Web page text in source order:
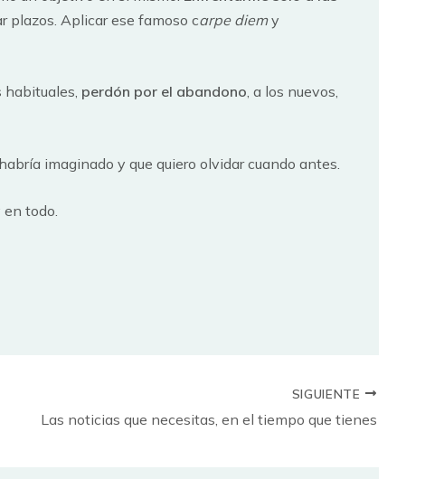
plazos. Aplicar ese famoso carpe diemy
habituales, perdón por el abandono, a los nuevos,
imaginado y que quiero olvidar cuando antes.
en todo.
SIGUIENTE
Las noticias que necesitas, en el tiempo que tienes